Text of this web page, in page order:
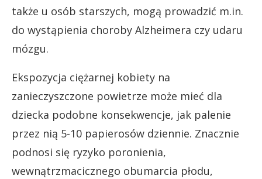
także u osób starszych, mogą prowadzić m.in.
do wystąpienia choroby Alzheimera czy udaru
mózgu.
Ekspozycja ciężarnej kobiety na
zanieczyszczone powietrze może mieć dla
dziecka podobne konsekwencje, jak palenie
przez nią 5-10 papierosów dziennie. Znacznie
podnosi się ryzyko poronienia,
wewnątrzmacicznego obumarcia płodu,